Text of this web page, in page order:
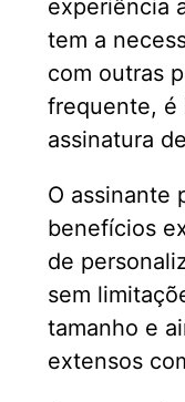
experiência
tem a
com outras
frequente, é
assinatura
O assinante
benefícios
de
sem
tamanho e
extensos